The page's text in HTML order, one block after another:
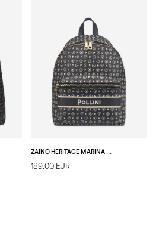
ZAINO HERITAGE MARINA BLU
189.00 EUR